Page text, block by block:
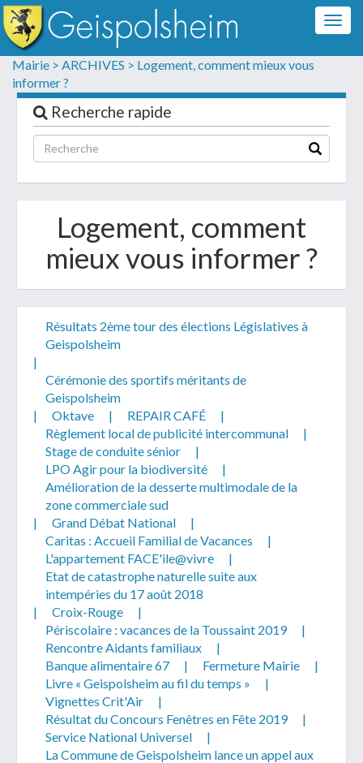
Mairie > ARCHIVES > Logement, comment mieux vous
informer ?
Recherche rapide
Logement, comment
mieux vous informer ?
Résultats 2ème tour des élections Législatives à
Geispolsheim
|
Cérémonie des sportifs méritants de
Geispolsheim
|
Oktave | REPAIR CAFÉ
|
Règlement local de publicité intercommunal
|
Stage de conduite sénior
|
LPO Agir pour la biodiversité
|
Amélioration de la desserte multimodale de la
zone commerciale sud
|
Grand Débat National
|
Caritas : Accueil Familial de Vacances
|
L'appartement FACE'ile@vivre
|
Etat de catastrophe naturelle suite aux
intempéries du 17 août 2018
|
Croix-Rouge
|
Périscolaire : vacances de la Toussaint 2019
|
Rencontre Aidants familiaux
|
Banque alimentaire 67
| Fermeture Mairie
|
Livre « Geispolsheim au fil du temps »
|
Vignettes Crit'Air
|
Résultat du Concours Fenêtres en Fête 2019
|
Service National Universel
|
La Commune de Geispolsheim lance un appel aux
Formulaire de contact
Les champs suivis d'un * sont obligatoires
Informations personnelles
Votre demande :
Télécharger votre fichier
Uniquement PDF (.pdf), JPEG (.jpeg / .jpg) ou
document WORD (.doc, .docx)
NON
En soumettant ce formulaire, j'accepte
que mes données personnelles soient traitées par la
Mairie de Geispolsheim.